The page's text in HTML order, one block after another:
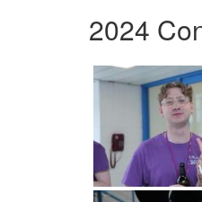
2024